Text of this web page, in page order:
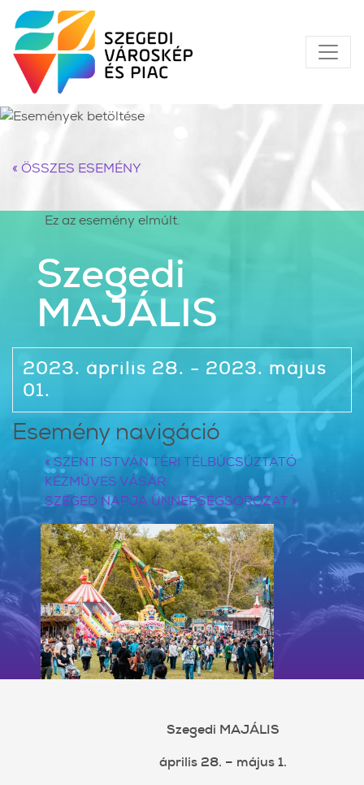
« ÖSSZES ESEMÉNY
Ez az esemény elmúlt.
Szegedi
MAJÁLIS
2023. április 28. - 2023. május
01.
Esemény navigáció
«SZENT ISTVÁN TÉRI TÉLBÚCSÚZTATÓ
KÉZMŰVES VÁSÁR
SZEGED NAPJA ÜNNEPSÉGSOROZAT »
Szegedi MAJÁLIS
április 28. – május 1.